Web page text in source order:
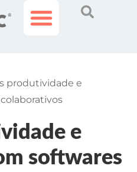
produtividade e
e
softwares